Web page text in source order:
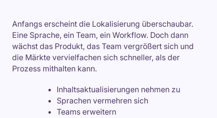
Anfangs erscheint die Lokalisierung überschaubar.
Eine Sprache, ein Team, ein Workflow. Doch dann
wächst das Produkt, das Team vergrößert sich und
die Märkte vervielfachen sich schneller, als der
Prozess mithalten kann.
Inhaltsaktualisierungen nehmen zu
Sprachen vermehren sich
Teams erweitern